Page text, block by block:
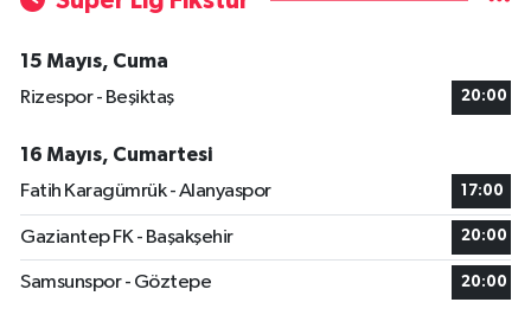
15 Mayıs, Cuma
Rizespor - Beşiktaş
20:00
16 Mayıs, Cumartesi
Fatih Karagümrük - Alanyaspor
17:00
Gaziantep FK - Başakşehir 20:00
Samsunspor - Göztepe 20:00